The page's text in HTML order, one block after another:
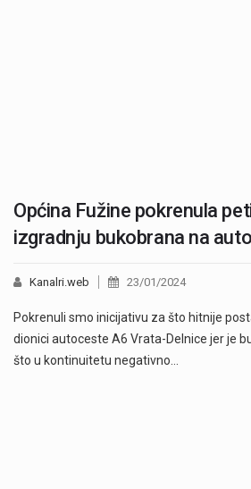
Općina Fužine pokrenula
izgradnju bukobrana na
Kanalri.web 23/01/2024
Pokrenuli smo inicijativu za što hitnije
dionici autoceste A6 Vrata-Delnice jer je
što u kontinuitetu negativno…